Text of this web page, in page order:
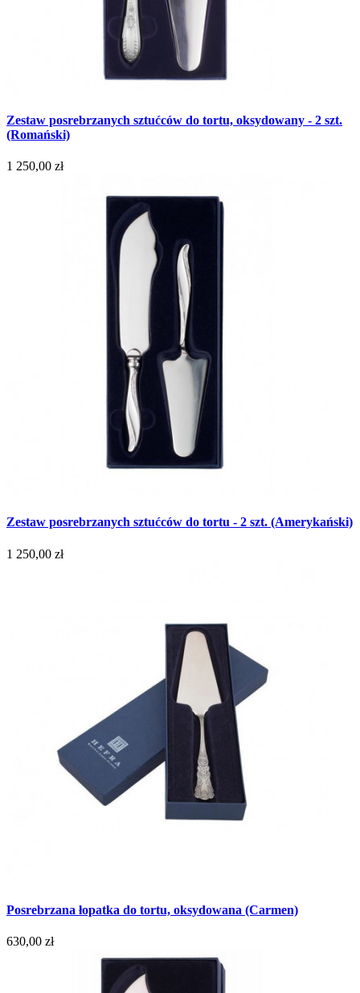
Zestaw posrebrzanych sztućców do tortu, oksydowany - 2 szt.
(Romański)
1 250,00 zł
Zestaw posrebrzanych sztućców do tortu - 2 szt. (Amerykański)
1 250,00 zł
Posrebrzana łopatka do tortu, oksydowana (Carmen)
630,00 zł